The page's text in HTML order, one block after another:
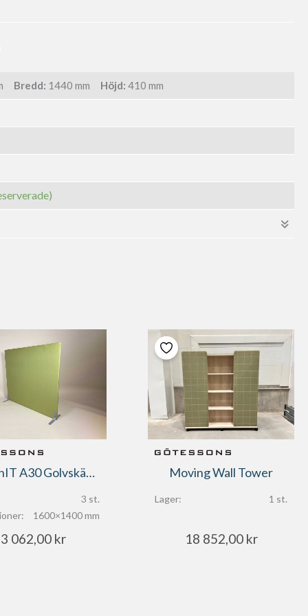
Bredd: 1440 mm Höjd: 410 mm
ScreenIT A30 Golvskärm
3 st.
1600×1400 mm
3 062,00 kr
Moving Wall Tower
Lager: 1 st.
18 852,00 kr